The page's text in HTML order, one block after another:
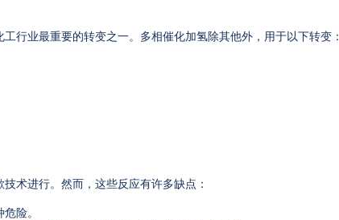
行业最重要的转变之一。多相催化加氢除其他外，用于以下转变：
技术进行。然而，这些反应有许多缺点 ：
险。